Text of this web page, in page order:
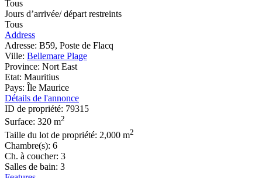
Tous
Jours d’arrivée/ départ restreints
Tous
Address
Adresse: B59, Poste de Flacq
Ville: Bellemare Plage
Province: Nort East
Etat: Mauritius
Pays: Île Maurice
Détails de l'annonce
ID de propriété: 79315
Surface: 320 m2
Taille du lot de propriété: 2,000 m2
Chambre(s): 6
Ch. à coucher: 3
Salles de bain: 3